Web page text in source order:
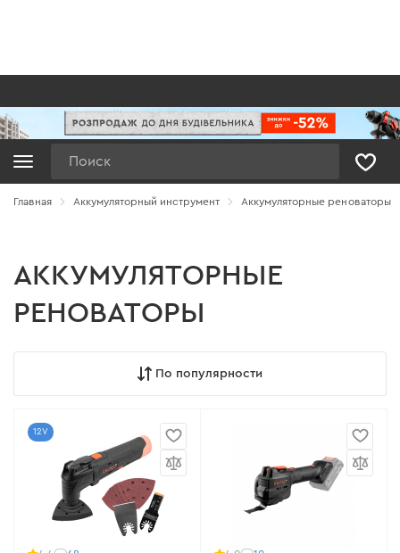
Главная Аккумуляторный инструмент Аккумуляторные реноваторы
АККУМУЛЯТОРНЫЕ
РЕНОВАТОРЫ
По популярности
12V